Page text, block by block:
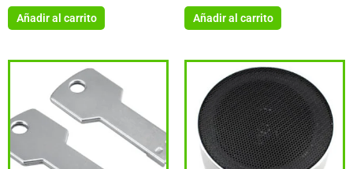
Añadir al carrito Añadir al carrito